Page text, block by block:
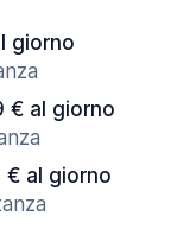
giorno
€ al giorno
€ al giorno